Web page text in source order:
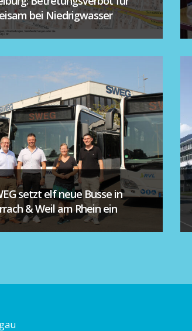
bei Niedrigwasser
setzt elf neue Busse in
& Weil am Rhein ein